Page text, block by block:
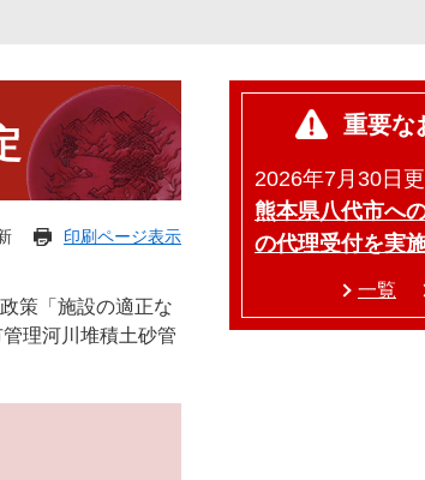
印刷ページ表示
策「施設の適正な
理河川堆積土砂管
重要な
2026年7月30日
熊本県八代市へ
の代理受付を実
一覧